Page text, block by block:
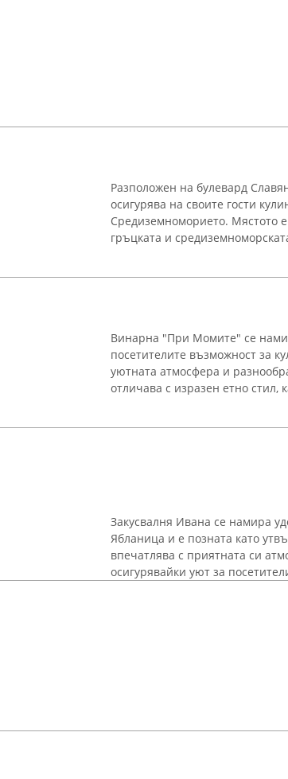
Разположен на булевард
осигурява на своите гости
Средиземноморието. Мястото
гръцката и
Винарна "При Момите" се
посетителите възможност за
уютната атмосфера и
отличава с изразен етно
Закусвалня Ивана се намира
Ябланица и е позната като
впечатлява с приятната си
осигурявайки уют за